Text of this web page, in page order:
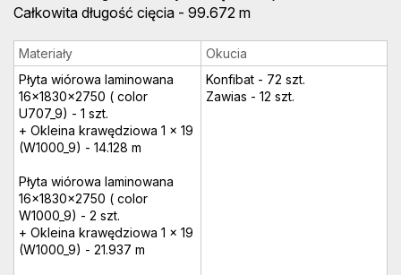
Całkowita długość cięcia - 99.672 m
Materiały
Okucia
Płyta wiórowa laminowana
16x1830x2750 ( color
U707_9) - 1 szt.
+ Okleina krawędziowa 1 x 19
(W1000_9) - 14.128 m
Płyta wiórowa laminowana
16x1830x2750 ( color
W1000_9) - 2 szt.
+ Okleina krawędziowa 1 x 19
(W1000_9) - 21.937 m
Konfibat - 72 szt.
Zawias - 12 szt.